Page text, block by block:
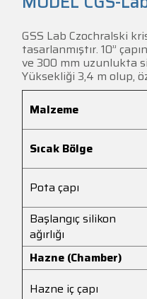
GSS Lab Czochralski
tasarlanmıştır. 10”
ve 300 mm uzunlukta
Yüksekliği 3,4 m olup,
Malzeme
Sıcak Bölge
Pota çapı
Başlangıç silikon
ağırlığı
Hazne (Chamber)
Hazne iç çapı